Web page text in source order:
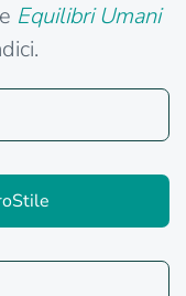
EquilibriUmani